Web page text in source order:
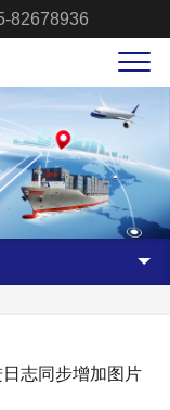
82678936
志同步增加图片